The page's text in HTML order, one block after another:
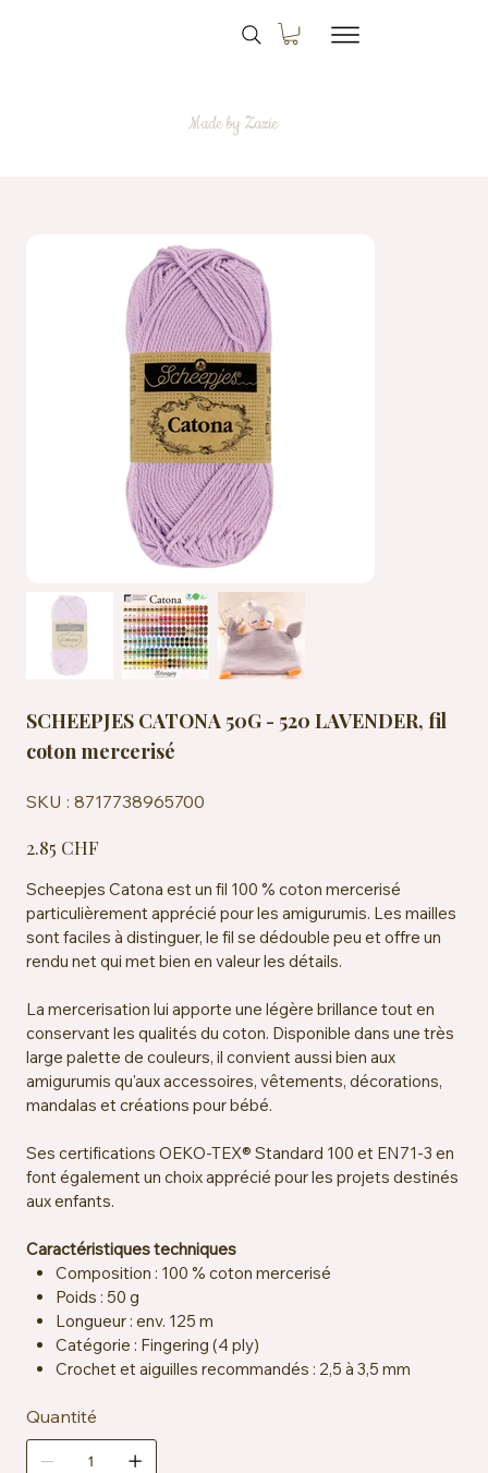
Made by Zazie
SCHEEPJES CATONA 50G - 520 LAVENDER, fil
coton mercerisé
SKU : 8717738965700
8717738965700
2.85 CHF
Scheepjes Catona est un fil 100 % coton mercerisé
particulièrement apprécié pour les amigurumis. Les mailles
sont faciles à distinguer, le fil se dédouble peu et offre un
rendu net qui met bien en valeur les détails.
La mercerisation lui apporte une légère brillance tout en
conservant les qualités du coton. Disponible dans une très
large palette de couleurs, il convient aussi bien aux
amigurumis qu'aux accessoires, vêtements, décorations,
mandalas et créations pour bébé.
Ses certifications OEKO-TEX® Standard 100 et EN71-3 en
font également un choix apprécié pour les projets destinés
aux enfants.
Caractéristiques techniques
Composition : 100 % coton mercerisé
Poids : 50 g
Longueur : env. 125 m
Catégorie : Fingering (4 ply)
Crochet et aiguilles recommandés : 2,5 à 3,5 mm
aiguilles 2,5 mm
Certification : OEKO-TEX® Standard 100, EN71-3
Entretien : lavable en machine à 40 °C
Quantité